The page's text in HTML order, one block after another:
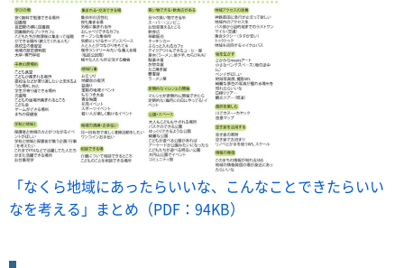
「なくら地域にあったらいいな、こんなことできたらいい
なを考える」まとめ（PDF：94KB）